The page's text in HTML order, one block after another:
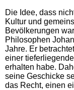
Die Idee, dass
Kultur und
Bevölkerungen
Philosophen
Jahre. Er
einer
erhalten habe.
seine Geschicke
das Recht, einen